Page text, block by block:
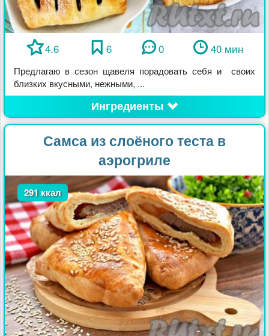
4.6 6 0 40 мин
Предлагаю в сезон щавеля порадовать себя и своих
близких вкусными, нежными, ...
Ингредиенты
Самса из слоёного теста в
аэрогриле
291 ккал